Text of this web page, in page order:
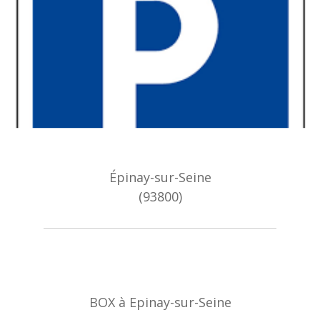
Épinay-sur-Seine
(93800)
BOX à Epinay-sur-Seine